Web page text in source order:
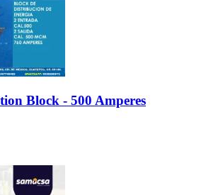
Block - 500 Amperes